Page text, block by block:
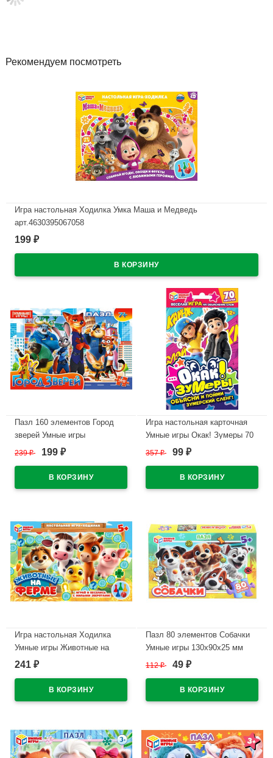
Рекомендуем посмотреть
Игра настольная Ходилка Умка Маша и Медведь
арт.4630395067058
В наличии
199 ₽
Пазл 160 элементов Город
зверей Умные игры
арт.4630395070416
239₽ 199 ₽
Игра настольная карточная
Умные игры Окак! Зумеры 70
карточек арт.4630395060929
357₽ 99 ₽
Игра настольная Ходилка
Умные игры Животные на
ферме
241 ₽
Пазл 80 элементов Собачки
Умные игры 130х90х25 мм
арт.4630395053945
112₽ 49 ₽